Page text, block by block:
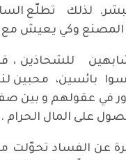
لذلك تطلّع
وكي يعيش
للشحاذين ،
بائسين، محبين
في عقولهم و بين
على المال الحرام .
عن الفساد تحوّلت